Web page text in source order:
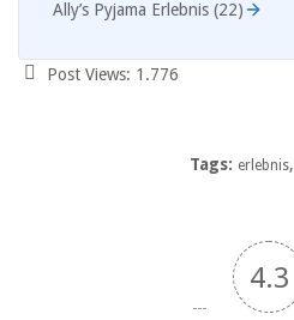
Ally’s Pyjama Erlebnis (22)
Post Views: 1.776
Tags: erlebnis,
4.3